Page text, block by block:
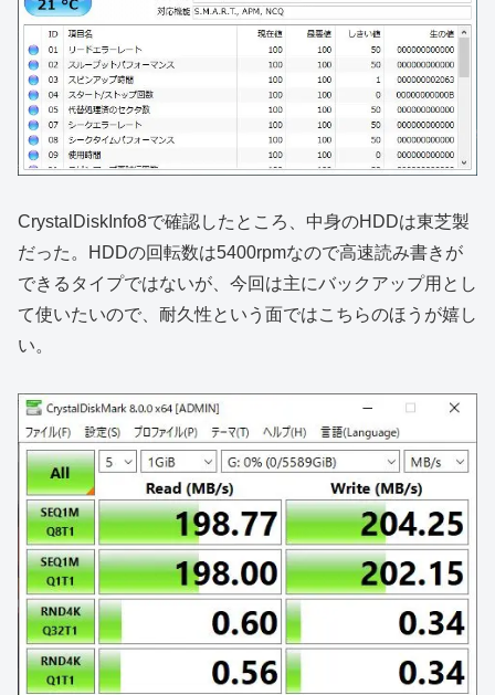
CrystalDiskInfo8で確認したところ、中身のHDDは東芝製
だった。HDDの回転数は5400rpmなので高速読み書きが
できるタイプではないが、今回は主にバックアップ用とし
て使いたいので、耐久性という面ではこちらのほうが嬉し
い。